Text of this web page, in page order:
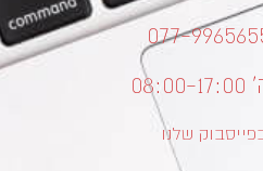
שלנו